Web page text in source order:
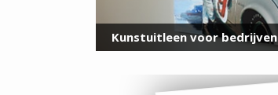
Kunstuitleen voor bedrijven